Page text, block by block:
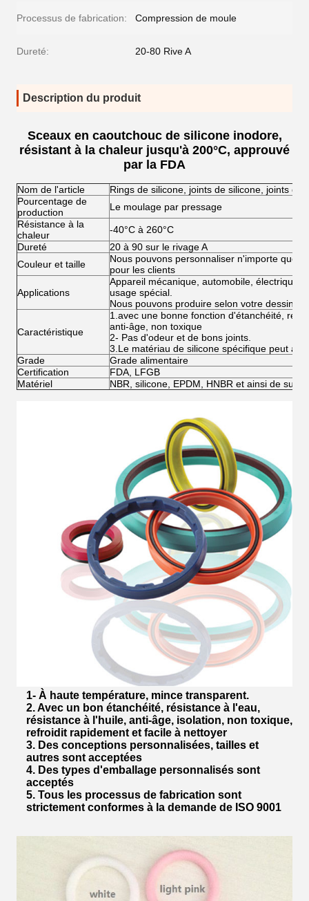
Processus de fabrication: Compression de moule
Dureté: 20-80 Rive A
Description du produit
Sceaux en caoutchouc de silicone inodore,
résistant à la chaleur jusqu'à 200°C, approuvé
par la FDA
Nom de l'article
Rings de silicone, joints de silicone, joints de
Pourcentage de
production
Le moulage par pressage
Résistance à la
chaleur
-40°C à 260°C
Dureté
20 à 90 sur le rivage A
Couleur et taille
Nous pouvons personnaliser n'importe
pour les clients
Applications
Appareil mécanique, automobile, électrique,
usage spécial.
Nous pouvons produire selon votre dessin
Caractéristique
1.avec une bonne fonction d'étanchéité,
anti-âge, non toxique
2- Pas d'odeur et de bons joints.
3.Le matériau de silicone spécifique peut
Grade
Grade alimentaire
Certification
FDA, LFGB
Matériel
NBR, silicone, EPDM, HNBR et ainsi de suite
1- À haute température, mince transparent.
2. Avec un bon étanchéité, résistance à l'eau,
résistance à l'huile, anti-âge, isolation, non toxique,
refroidit rapidement et facile à nettoyer
3. Des conceptions personnalisées, tailles et
autres sont acceptées
4. Des types d'emballage personnalisés sont
acceptés
5. Tous les processus de fabrication sont
strictement conformes à la demande de ISO 9001